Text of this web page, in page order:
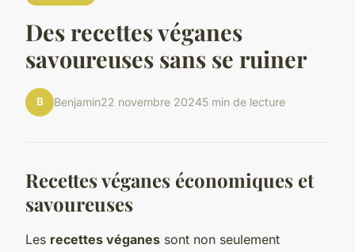
Des recettes véganes
savoureuses sans se ruiner
B Benjamin22 novembre 20245 min de lecture
Recettes véganes économiques et
savoureuses
Les recettes véganes sont non seulement